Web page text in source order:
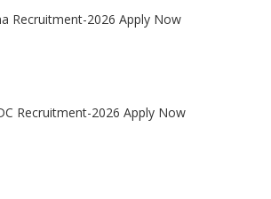
Recruitment-2026 Apply Now
Recruitment-2026 Apply Now